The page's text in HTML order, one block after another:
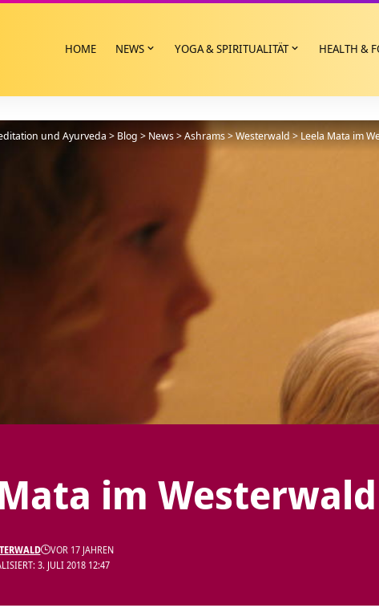
HOME NEWS YOGA & SPIRITUALITÄT HEALTH &
und Ayurveda > Blog > News>Ashrams>Westerwald>Leela Mata im
im Westerwald
3. JULI 2018 12:47
VOR 17 JAHREN